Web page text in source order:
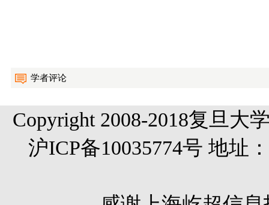
学者评论
Copyright 2008-2018复旦大
沪ICP备10035774号 地址